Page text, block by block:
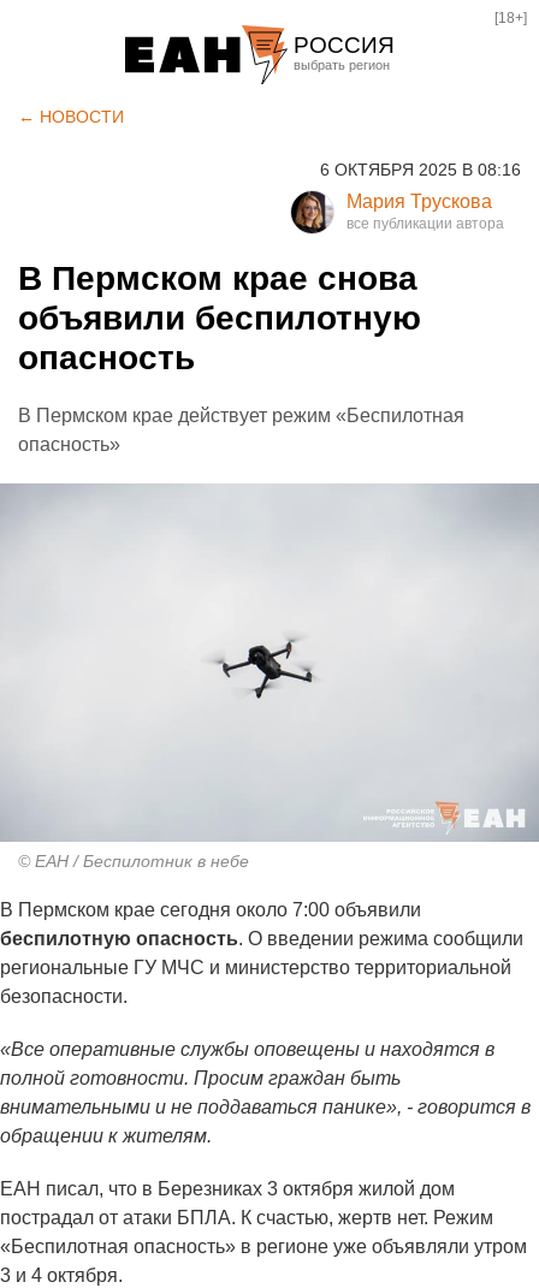
РОССИЯ
Курган
Оренбург
[18+]
← НОВОСТИ
6 ОКТЯБРЯ 2025 В 08:16
Мария Трускова
В Пермском крае снова
объявили беспилотную
опасность
В Пермском крае действует режим «Беспилотная
опасность»
© ЕАН / Беспилотник в небе
В Пермском крае сегодня около 7:00 объявили
беспилотную опасность. О введении режима сообщили
региональные ГУ МЧС и министерство территориальной
безопасности.
«Все оперативные службы оповещены и находятся в
полной готовности. Просим граждан быть
внимательными и не поддаваться панике», - говорится в
обращении к жителям.
ЕАН писал, что в Березниках 3 октября жилой дом
пострадал от атаки БПЛА. К счастью, жертв нет. Режим
«Беспилотная опасность» в регионе уже объявляли утром
3 и 4 октября.